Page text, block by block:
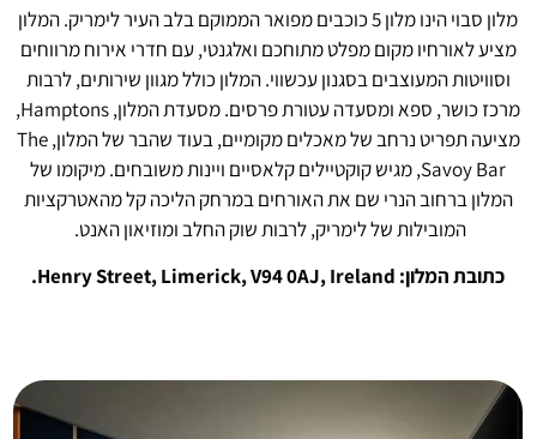
מלון סבוי הינו מלון 5 כוכבים מפואר הממוקם בלב העיר לימריק. המלון
מציע לאורחיו מקום מפלט מתוחכם ואלגנטי, עם חדרי אירוח מרווחים
וסוויטות המעוצבים בסגנון עכשווי. המלון כולל מגוון שירותים, לרבות
מרכז כושר, ספא ומסעדה עטורת פרסים. מסעדת המלון, Hamptons,
מציעה תפריט נרחב של מאכלים מקומיים, בעוד שהבר של המלון, The
Savoy Bar, מגיש קוקטיילים קלאסיים ויינות משובחים. מיקומו של
המלון ברחוב הנרי שם את האורחים במרחק הליכה קל מהאטרקציות
המובילות של לימריק, לרבות שוק החלב ומוזיאון האנט.
כתובת המלון: Henry Street, Limerick, V94 0AJ, Ireland.